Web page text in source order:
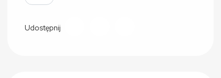
Udostępnij